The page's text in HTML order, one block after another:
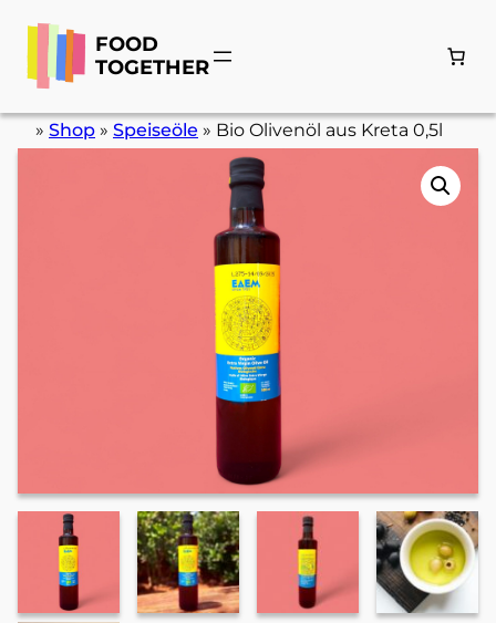
Inhalt
springen
FOOD
TOGETHER
» Shop » Speiseöle » Bio Olivenöl aus Kreta 0,5l